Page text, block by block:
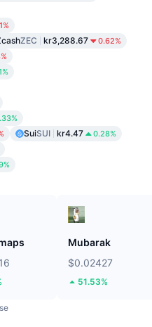
ZEC kr3,288.67 0.62%
SuiSUI kr4.47 0.28%
Mubarak
$0.02427
51.53%